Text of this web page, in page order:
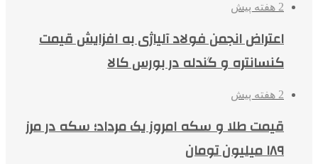
2 هفته پیش
اعتراض انجمن فولاد آلیاژی به افزایش قیمت
کنسانتره و گندله در بورس کالا
2 هفته پیش
قیمت طلا و سکه امروز یک مرداد؛ سکه در مرز
۱۸۹ میلیون تومان